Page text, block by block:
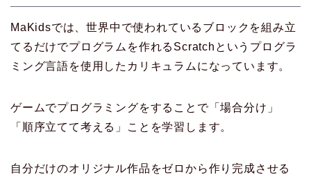
MaKidsでは、世界中で使われているブロックを組み立
てるだけでプログラムを作れるScratchというプログラ
ミング言語を使用したカリキュラムになっています。
ゲームでプログラミングをすることで「場合分け」
「順序立てて考える」ことを学習します。
自分だけのオリジナル作品をゼロから作り完成させる